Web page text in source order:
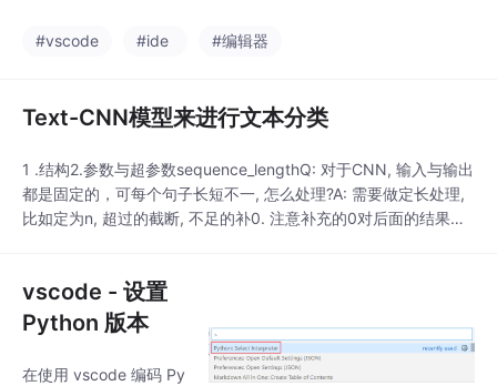
#vscode #ide #编辑器
Text-CNN模型来进行文本分类
1 .结构2.参数与超参数sequence_lengthQ: 对于CNN, 输入与输出
都是固定的，可每个句子长短不一, 怎么处理?A: 需要做定长处理,
比如定为n, 超过的截断, 不足的补0. 注意补充的0对后面的结果没
词典...
vscode - 设置
Python 版本
在使用 vscode 编码 Py